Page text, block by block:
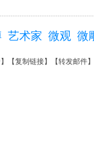
艺术家 微观 微
】【复制链接】【转发邮件